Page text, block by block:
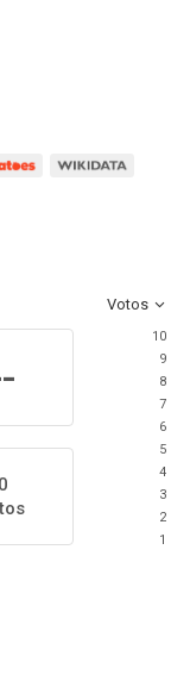
Votos
0
10
9
8
7
6
5
4
3
2
1